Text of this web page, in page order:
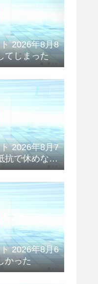
2026年8月8
てしまった
2026年8月7
抗で休めない
2026年8月6
かった